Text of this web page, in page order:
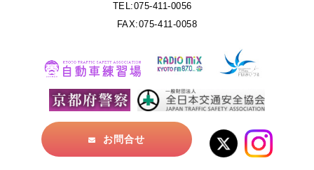
TEL:075-411-0056
FAX:075-411-0058
お問合せ